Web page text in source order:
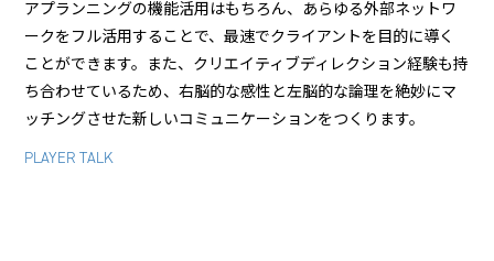
アプランニングの機能活用はもちろん、あらゆる外部ネットワ
ークをフル活用することで、最速でクライアントを目的に導く
ことができます。また、クリエイティブディレクション経験も持
ち合わせているため、右脳的な感性と左脳的な論理を絶妙にマ
ッチングさせた新しいコミュニケーションをつくります。
PLAYER TALK